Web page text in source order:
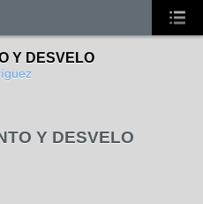
Y DESVELO
Y DESVELO